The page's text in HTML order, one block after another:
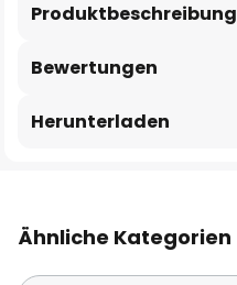
Produktbeschreibung
Bewertungen
Herunterladen
Ähnliche Kategorien